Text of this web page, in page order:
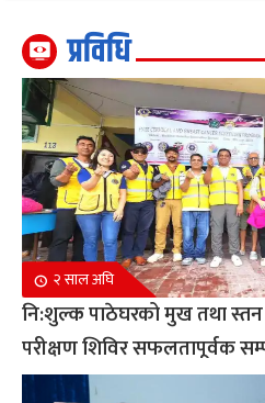
प्रविधि
२ साल अघि
नि:शुल्क पाठेघरको मुख तथा
परीक्षण शिविर सफलतापूर्वक